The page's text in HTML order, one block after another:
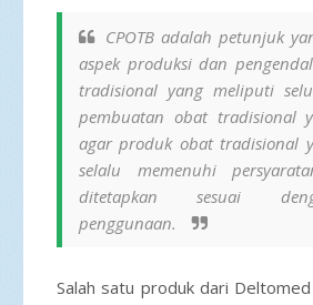
CPOTB adalah petunjuk
aspek produksi dan
tradisional yang meliputi
pembuatan obat tradisional
agar produk obat tradisional
selalu memenuhi
ditetapkan sesuai
penggunaan.
Salah satu produk dari